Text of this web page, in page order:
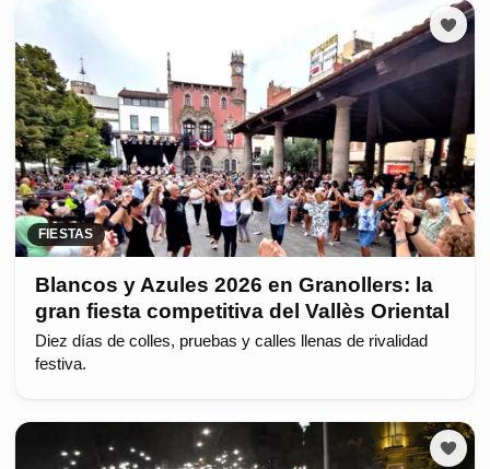
FIESTAS
Blancos y Azules 2026 en Granollers: la
gran fiesta competitiva del Vallès Oriental
Diez días de colles, pruebas y calles llenas de rivalidad
festiva.